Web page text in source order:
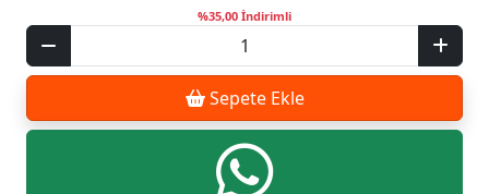
%35,00 İndirimli
Sepete Ekle